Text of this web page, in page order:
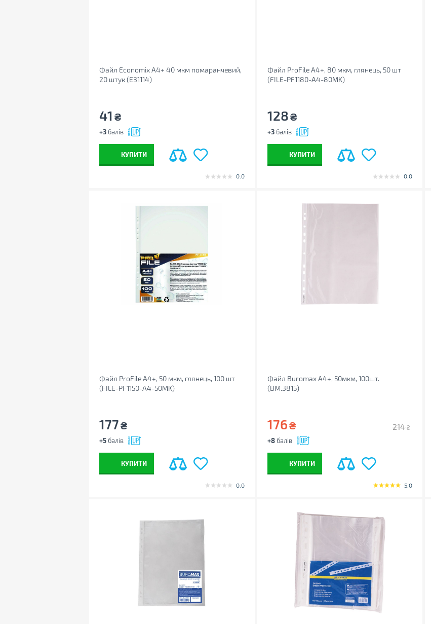
Файл Economix А4+ 40 мкм помаранчевий,
20 штук (E31114)
41 ₴
+3 балів
КУПИТИ
0.0
Файл ProFile А4+, 80 мкм, глянець, 50 шт
(FILE-PF1180-A4-80MK)
128₴
+3балів
КУПИТИ
0.0
Файл ProFile А4+, 50 мкм, глянець, 100 шт
(FILE-PF1150-A4-50MK)
177₴
+5 балів
КУПИТИ
0.0
Файл Buromax А4+, 50мкм, 100шт.
(BM.3815)
176₴ 214 ₴
+8балів
КУПИТИ
5.0